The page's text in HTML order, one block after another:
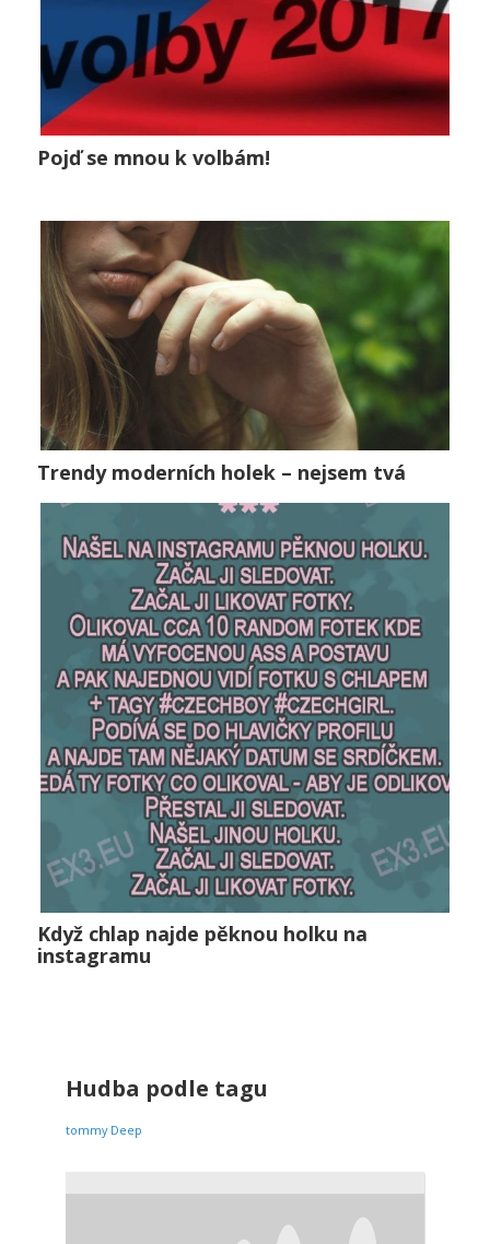
Pojď se mnou k volbám!
Pojď se mnou k volbám!
0
Trendy moderních holek – nejsem tvá
Trendy moderních holek – nejsem tvá
Když chlap najde pěknou holku na instagramu
Když chlap najde pěknou holku na
instagramu
Hudba podle tagu
tommy Deep